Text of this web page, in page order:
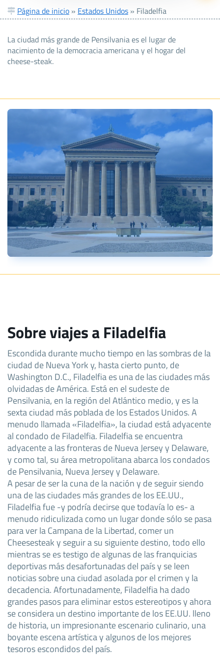
Página de inicio » Estados Unidos » Filadelfia
La ciudad más grande de Pensilvania es el lugar de
nacimiento de la democracia americana y el hogar del
cheese-steak.
Sobre viajes a Filadelfia
Escondida durante mucho tiempo en las sombras de la
ciudad de Nueva York y, hasta cierto punto, de
Washington D.C., Filadelfia es una de las ciudades más
olvidadas de América. Está en el sudeste de
Pensilvania, en la región del Atlántico medio, y es la
sexta ciudad más poblada de los Estados Unidos. A
menudo llamada «Filadelfia», la ciudad está adyacente
al condado de Filadelfia. Filadelfia se encuentra
adyacente a las fronteras de Nueva Jersey y Delaware,
y como tal, su área metropolitana abarca los condados
de Pensilvania, Nueva Jersey y Delaware.
A pesar de ser la cuna de la nación y de seguir siendo
una de las ciudades más grandes de los EE.UU.,
Filadelfia fue -y podría decirse que todavía lo es- a
menudo ridiculizada como un lugar donde sólo se pasa
para ver la Campana de la Libertad, comer un
Cheesesteak y seguir a su siguiente destino, todo ello
mientras se es testigo de algunas de las franquicias
deportivas más desafortunadas del país y se leen
noticias sobre una ciudad asolada por el crimen y la
decadencia. Afortunadamente, Filadelfia ha dado
grandes pasos para eliminar estos estereotipos y ahora
se considera un destino importante de los EE.UU. lleno
de historia, un impresionante escenario culinario, una
boyante escena artística y algunos de los mejores
tesoros escondidos del país.